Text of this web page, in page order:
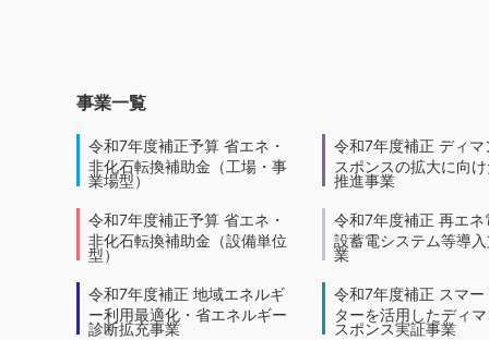
事業一覧
令和7年度補正予算 省エネ・
非化石転換補助金（工場・事
業場型）
令和7年度補正予算 省エネ・
非化石転換補助金（設備単位
型）
令和7年度補正 地域エネルギ
ー利用最適化・省エネルギー
診断拡充事業
令和7年度補正 ディマ
スポンスの拡大に向
推進事業
令和7年度補正 再エネ
設蓄電システム等導
業
令和7年度補正 スマー
ターを活用したディ
スポンス実証事業